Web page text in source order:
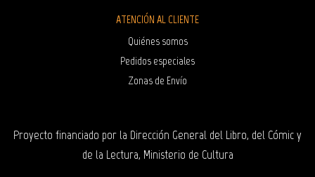
ATENCIÓN AL CLIENTE
Quiénes somos
Pedidos especiales
Zonas de Envío
Proyecto financiado por la Dirección General del Libro, del Cómic y
de la Lectura, Ministerio de Cultura